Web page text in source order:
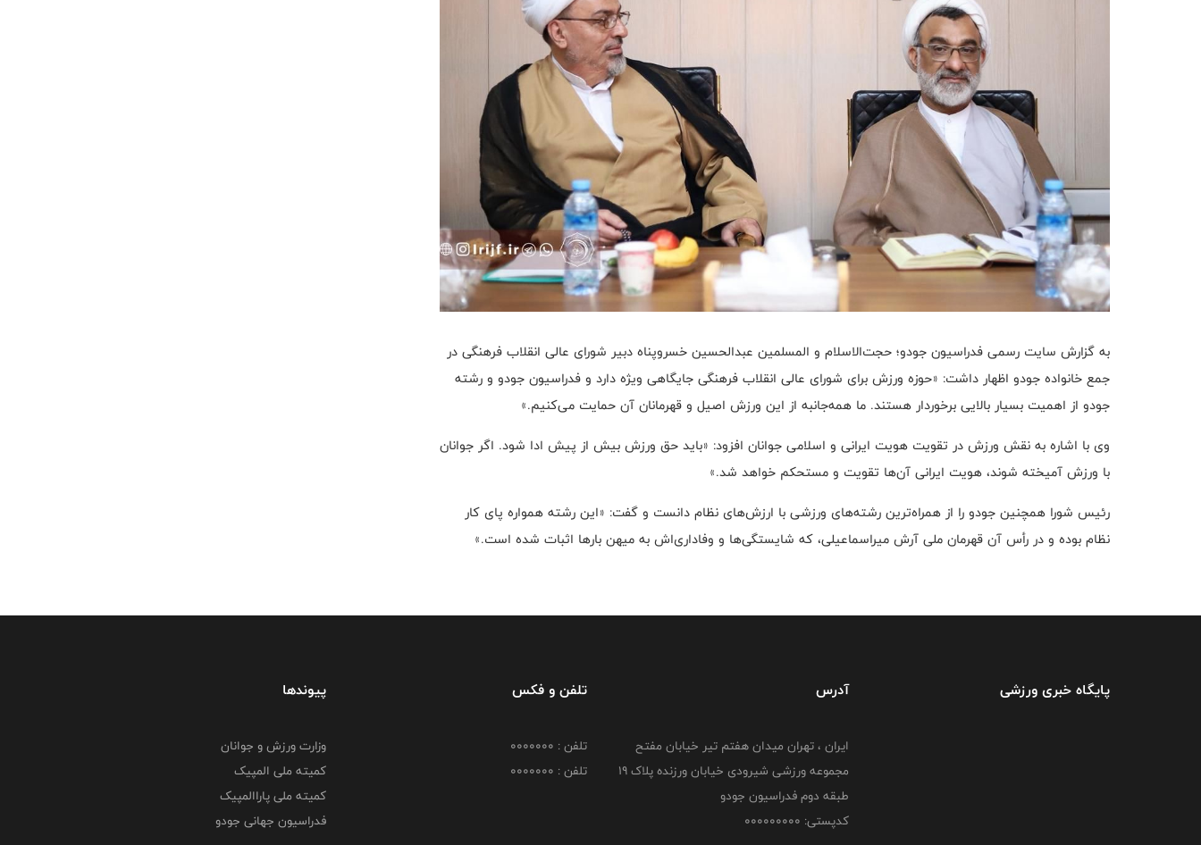
به گزارش سایت رسمی فدراسیون جودو؛ حجت‌الاسلام و المسلمین عبدالحسین خسروپناه‌ دبیر شورای عالی انقلاب فرهنگی در
جمع خانواده جودو اظهار داشت: «حوزه ورزش برای شورای عالی انقلاب فرهنگی جایگاهی ویژه دارد و فدراسیون جودو و رشته
جودو از اهمیت بسیار بالایی برخوردار هستند. ما همه‌جانبه از این ورزش اصیل و قهرمانان آن حمایت می‌کنیم.»
وی با اشاره به نقش ورزش در تقویت هویت ایرانی و اسلامی جوانان افزود: «باید حق ورزش بیش از پیش ادا شود. اگر جوانان
با ورزش آمیخته شوند، هویت ایرانی آن‌ها تقویت و مستحکم خواهد شد.»
رئیس شورا همچنین جودو را از همراه‌ترین رشته‌های ورزشی با ارزش‌های نظام دانست و گفت: «این رشته همواره پای کار
نظام بوده و در رأس آن قهرمان ملی آرش میراسماعیلی، که شایستگی‌ها و وفاداری‌اش به میهن بارها اثبات شده است.»
پایگاه خبری ورزشی آدرس
ایران ، تهران میدان هفتم تیر خیابان مفتح
مجموعه ورزشی شیرودی خیابان ورزنده پلاک ۱۹
طبقه دوم فدراسیون جودو
کدپستی: 000000000
تلفن و فکس
تلفن : 0000000
تلفن : 0000000
پیوندها
وزارت ورزش و جوانان
کمیته ملی المپیک
کمیته ملی پاراالمپیک
فدراسیون جهانی جودو